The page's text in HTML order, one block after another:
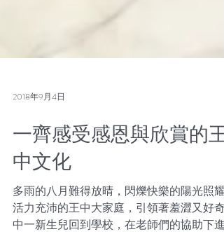
2018年9月4日
一齊感受感恩與欣賞的王
中文化